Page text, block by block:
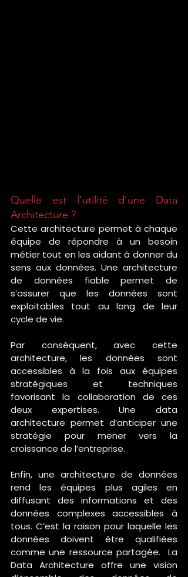
Quelle est l’utilité d’une Data
Architecture ?
Cette architecture permet à chaque
équipe de répondre à un besoin
métier tout en les aidant à donner du
sens aux données. Une architecture
de données fiable permet de
s’assurer que les données sont
exploitables tout au long de leur
cycle de vie.
Par conséquent, avec cette
architecture, les données sont
accessibles à la fois aux équipes
stratégiques et techniques
favorisant la collaboration de ces
deux expertises. Une data
architecture permet d’anticiper une
stratégie pour mener vers la
croissance de l’entreprise.
Enfin, une architecture de données
rend les équipes plus agiles en
diffusant des informations et des
données complexes accessibles à
tous. C’est la raison pour laquelle les
données doivent être qualifiées
comme une ressource partagée.  La
Data Architecture offre une vision